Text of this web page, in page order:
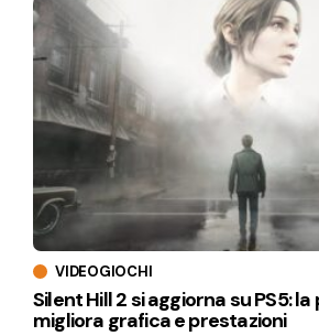
VIDEOGIOCHI
Silent Hill 2 si aggiorna su PS5: la
migliora grafica e prestazioni